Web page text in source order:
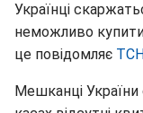
Українці
неможливо
це повідомляє
Мешканці